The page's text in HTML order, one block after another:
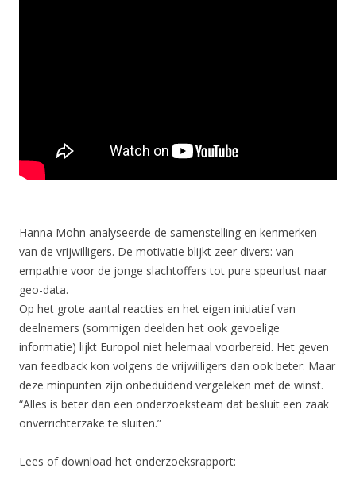
Hanna Mohn analyseerde de samenstelling en kenmerken
van de vrijwilligers. De motivatie blijkt zeer divers: van
empathie voor de jonge slachtoffers tot pure speurlust naar
geo-data.
Op het grote aantal reacties en het eigen initiatief van
deelnemers (sommigen deelden het ook gevoelige
informatie) lijkt Europol niet helemaal voorbereid. Het geven
van feedback kon volgens de vrijwilligers dan ook beter. Maar
deze minpunten zijn onbeduidend vergeleken met de winst.
“Alles is beter dan een onderzoeksteam dat besluit een zaak
onverrichterzake te sluiten.”
Lees of download het onderzoeksrapport: